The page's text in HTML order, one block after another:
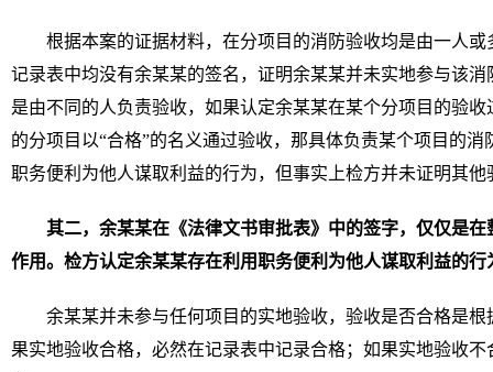
根据本案的证据材料，在分项目的消防验收均是由一人
记录表中均没有余某某的签名，证明余某某并未实地参与该
是由不同的人负责验收，如果认定余某某在某个分项目的验
的分项目以“合格”的名义通过验收，那具体负责某个项目的
职务便利为他人谋取利益的行为，但事实上检方并未证明其
其二，余某某在《法律文书审批表》中的签字，仅仅是
作用。检方认定余某某存在利用职务便利为他人谋取利益的
余某某并未参与任何项目的实地验收，验收是否合格是
果实地验收合格，必然在记录表中记录合格；如果实地验收